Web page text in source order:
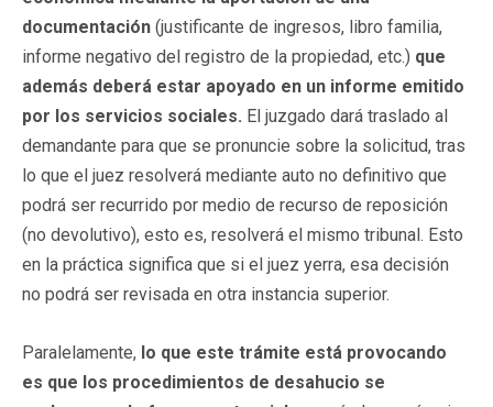
documentación (justificante de ingresos, libro familia,
informe negativo del registro de la propiedad, etc.) que
además deberá estar apoyado en un informe emitido
por los servicios sociales. El juzgado dará traslado al
demandante para que se pronuncie sobre la solicitud, tras
lo que el juez resolverá mediante auto no definitivo que
podrá ser recurrido por medio de recurso de reposición
(no devolutivo), esto es, resolverá el mismo tribunal. Esto
en la práctica significa que si el juez yerra, esa decisión
no podrá ser revisada en otra instancia superior.
Paralelamente, lo que este trámite está provocando
es que los procedimientos de desahucio se